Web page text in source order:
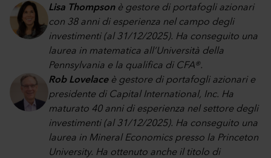
Lisa Thompsonè gestore di portafogli azionari
con 38 anni di esperienza nel campo degli
investimenti (al 31/12/2025). Ha conseguito una
laurea in matematica all’Università della
Pennsylvania e la qualifica di CFA®.
Rob Lovelaceè gestore di portafogli azionari e
presidente di Capital International, Inc. Ha
maturato 40 anni di esperienza nel settore degli
investimenti (al 31/12/2025). Ha conseguito una
laurea in Mineral Economics presso la Princeton
University. Ha ottenuto anche il titolo di